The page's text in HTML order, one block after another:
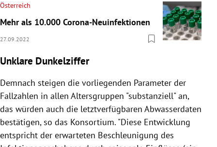
Österreich
Mehr als 10.000 Corona-Neuinfektionen
27.09.2022
Unklare Dunkelziffer
Demnach steigen die vorliegenden Parameter der
Fallzahlen in allen Altersgruppen "substanziell" an,
das würden auch die letztverfügbaren Abwasserdaten
bestätigen, so das Konsortium. "Diese Entwicklung
entspricht der erwarteten Beschleunigung des